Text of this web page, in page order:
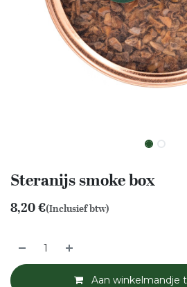
Steranijs smoke box
8,20€(Inclusief btw)
Aan winkelmandje